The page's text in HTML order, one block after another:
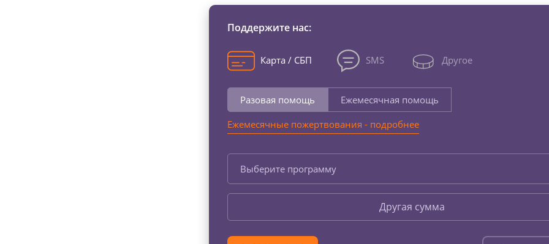
Поддержите нас:
Карта / СБП SMS Другое
Разовая помощь
Ежемесячная помощь
Ежемесячные пожертвования - подробнее
Выберите программу
Другая сумма